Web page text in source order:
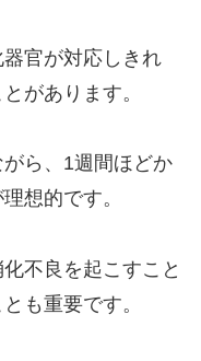
官が対応しきれ
があります。
ら、1週間ほどか
想的です。
不良を起こすこと
も重要です。